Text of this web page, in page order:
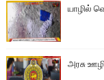
யாழில்
அரசு